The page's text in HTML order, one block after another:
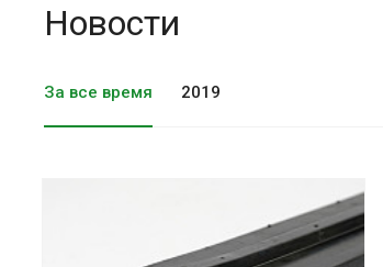
Новости
За все время 2019